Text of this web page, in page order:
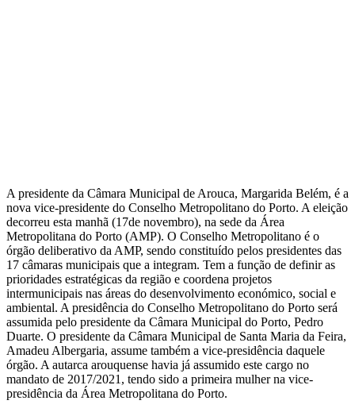
A presidente da Câmara Municipal de Arouca, Margarida Belém, é a
nova vice-presidente do Conselho Metropolitano do Porto. A eleição
decorreu esta manhã (17de novembro), na sede da Área
Metropolitana do Porto (AMP). O Conselho Metropolitano é o
órgão deliberativo da AMP, sendo constituído pelos presidentes das
17 câmaras municipais que a integram. Tem a função de definir as
prioridades estratégicas da região e coordena projetos
intermunicipais nas áreas do desenvolvimento económico, social e
ambiental. A presidência do Conselho Metropolitano do Porto será
assumida pelo presidente da Câmara Municipal do Porto, Pedro
Duarte. O presidente da Câmara Municipal de Santa Maria da Feira,
Amadeu Albergaria, assume também a vice-presidência daquele
órgão. A autarca arouquense havia já assumido este cargo no
mandato de 2017/2021, tendo sido a primeira mulher na vice-
presidência da Área Metropolitana do Porto.